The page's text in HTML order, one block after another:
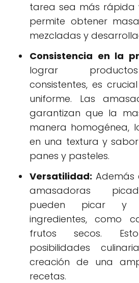
tarea sea más rápida
permite obtener
mezcladas y
Consistencia en la
lograr
consistentes, es
uniforme. Las
garantizan que la
manera homogénea,
en una textura y
panes y pasteles.
Versatilidad: Además
amasadoras
pueden picar y
ingredientes, como
frutos secos.
posibilidades
creación de una
recetas.